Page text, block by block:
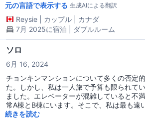
します。本当に感謝しています！清掃スタ
があり、毎日部屋を掃除してくれました！
考えると、これは予想外でした。立地も近
優れていました。ただ一つの欠点はエレベ
ことですが、それはホステルのせいではな
りがとうございました、次回HKGに戻った
いです！
元の言語で表示する 生成AIによる翻訳
Reysie カップル
カナダ
7月 2025に宿泊 | ダブルルーム
ソロ
6月 16, 2024
チョンキンマンションについて多くの否定
た。しかし、私は一人旅で予算も限られて
ました。エレベーターが混雑していると不
常A棟とB棟にいます。そこで、私は最も遠
待つことなく利用できました。 12階にはクマールが所有する別の
続きを読む